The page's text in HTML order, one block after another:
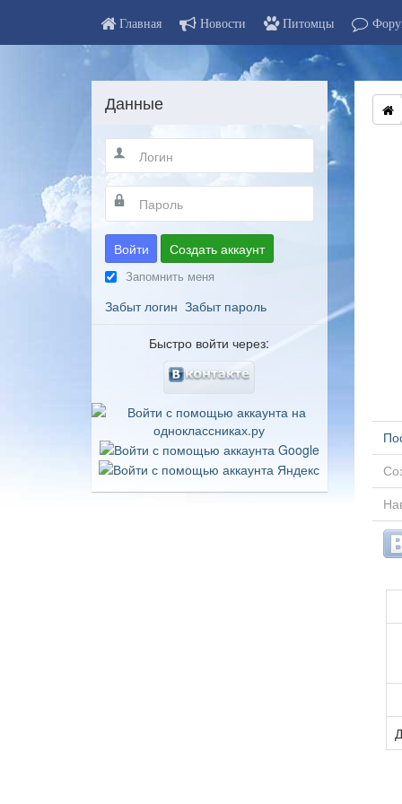
Главная Новости Питомцы
Данные
Войти Создать аккаунт
Запомнить меня
Забыт логин Забыт пароль
Быстро войти через: